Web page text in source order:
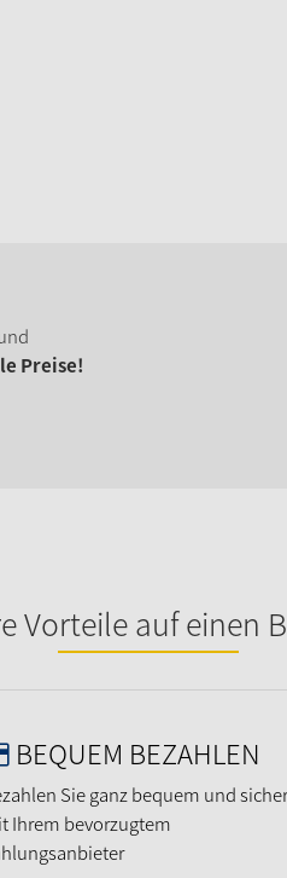
Preise!
Vorteile auf einen
BEQUEM BEZAHLEN
Sie ganz bequem und sicher
Ihrem bevorzugtem